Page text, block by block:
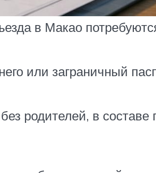
в Макао
или заграничный
родителей, в составе